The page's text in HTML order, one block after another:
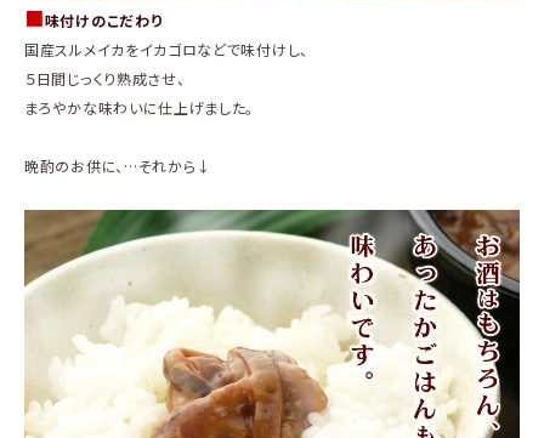
■味付けのこだわり
国産スルメイカをイカゴロなどで味付けし、
５日間じっくり熟成させ、
まろやかな味わいに仕上げました。
晩酌のお供に、…それから↓